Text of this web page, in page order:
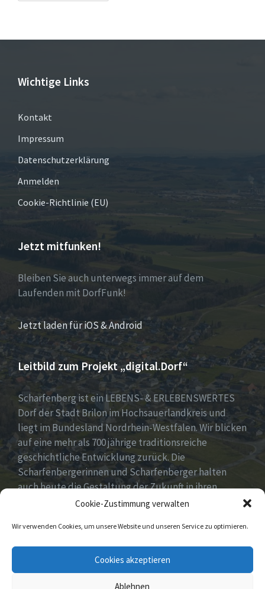
Cookie-Zustimmung verwalten
Wir verwenden Cookies, um unsere Website und unseren Service zu optimieren.
Cookies akzeptieren
Ablehnen
Wichtige Links
Kontakt
Impressum
Datenschutzerklärung
Anmelden
Cookie-Richtlinie (EU)
Jetzt mitfunken!
Bleiben Sie auch unterwegs immer auf dem
Laufenden mit DorfFunk!
Jetzt laden für iOS & Android
Leitbild zum Projekt „digital.Dorf“
Scharfenberg ist ein LEBENS- & ERLEBENSWERTES
Dorf der Stadt Brilon im Hochsauerlandkreis und
liegt im Bundesland Nordrhein-Westfalen. Wir blicken
auf eine mehr als 700 jährige traditionsreiche
geschichtliche Entwicklung zurück. Die
Scharfenbergerinnen und Scharfenberger halten
auch heute die Gestaltung der Zukunft in ihren
Händen mit neuen, innovativen und kreativen Ideen
Moderne – Geschichte & Gegenwart“!
Unsere Idee: Menschen vor Ort verbinden mit
digitaler Transformation!